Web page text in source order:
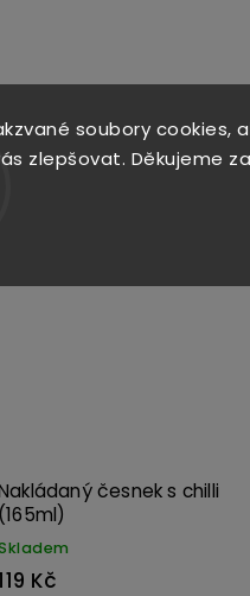
soubory cookies,
zlepšovat. Děkujeme
česnek s chilli
(165ml)
Kč